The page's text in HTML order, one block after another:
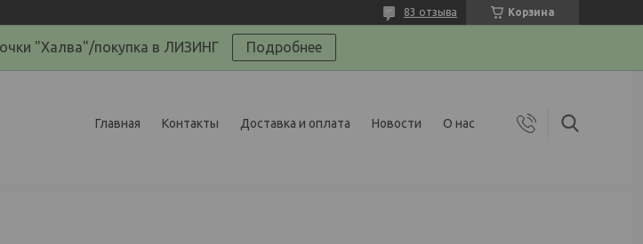
Корзина
83 отзыва
"Халва"/покупка в ЛИЗИНГ Подробнее
Главная Контакты Доставка и оплата Новости О нас